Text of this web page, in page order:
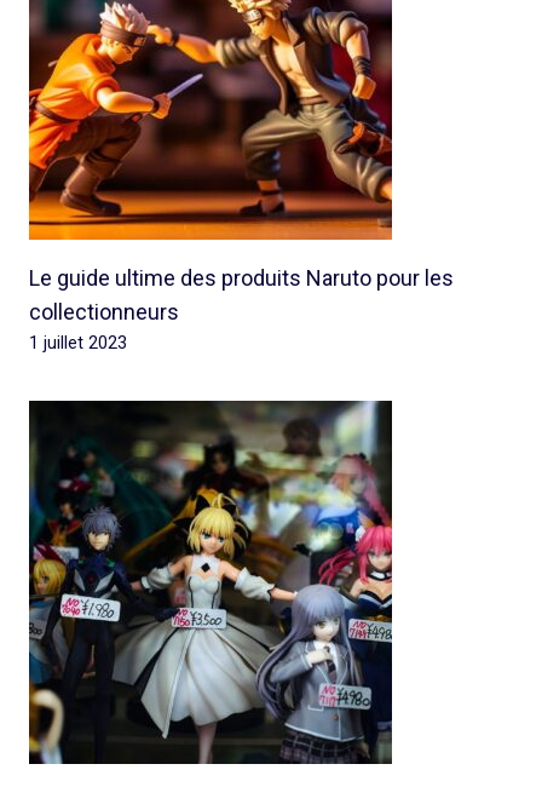
Le guide ultime des produits Naruto pour les
collectionneurs
1 juillet 2023